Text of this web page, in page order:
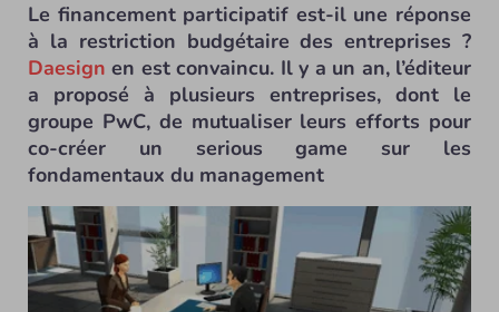
Le financement participatif est-il une réponse
à la restriction budgétaire des entreprises ?
Daesign en est convaincu. Il y a un an, l’éditeur
a proposé à plusieurs entreprises, dont le
groupe PwC, de mutualiser leurs efforts pour
co-créer un serious game sur les
fondamentaux du management